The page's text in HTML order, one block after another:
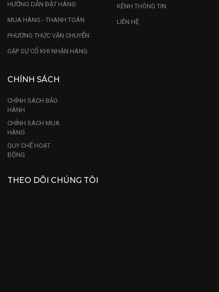
HƯỚNG DẪN ĐẶT HÀNG
MUA HÀNG - THANH TOÁN
PHƯƠNG THỨC VẬN CHUYỂN
GẶP SỰ CỐ KHI NHẬN HÀNG
KÊNH THÔNG TIN
LIÊN HỆ
CHÍNH SÁCH
CHÍNH SÁCH BẢO
HÀNH
CHÍNH SÁCH MUA
HÀNG
QUY CHẾ HOẠT
ĐỘNG
THEO DÕI CHÚNG TÔI